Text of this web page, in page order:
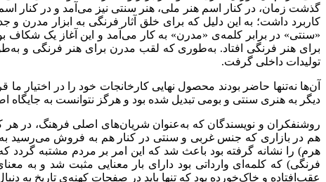
گذشت زمان، در کنار اسم هنر ملی، هنر سنتی نیز می‌آمد و در کنار
کاربرد داشت؛ به این دلیل که برای خلق آثار فرنگی به ابزار مدرن
«سنتی» در برابر کلمه‌ی «مدرن» به کار می‌آمد و این آغاز یک شکاف
برای هنر فرنگی افتاد. به‌طوری که لقب مدرن برای هنر فرنگی و
تولیدات داخلی گرفت.
آن‌ها نه‌تنها حاضر بودند محصول نهایی کارخانجات خود را در
دیگر به هنری سنتی و بومی تبدیل شده بود و هرگز نتوانست به جایگاه
روشنفکران و نویسندگان که به‌عنوان شریان‌های اصلی فرهنگ، در هر
هم در بازاری که جنس غربی و سنتی در کنار هم به فروش می‌رسید به
هرم) را نشانه گرفته بود باعث شد که این امر بر مردم مشتبه
فرنگی) که کلمه‌ای وارداتی بود دارای بار معنایی مثبت شد و
عقب‌افتاده و خاک‌خورده بود که تنها باید در صفحات کهنه‌ی تاریخ به